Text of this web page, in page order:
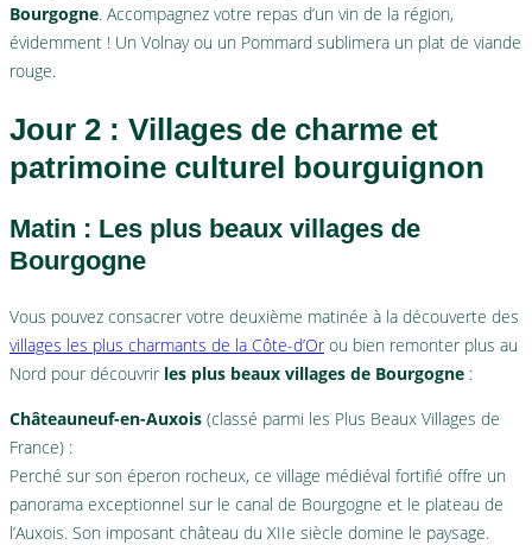
Bourgogne. Accompagnez votre repas d’un vin de la région,
évidemment ! Un Volnay ou un Pommard sublimera un plat de viande
rouge.
Jour 2 : Villages de charme et
patrimoine culturel bourguignon
Matin : Les plus beaux villages de
Bourgogne
Vous pouvez consacrer votre deuxième matinée à la découverte des
villages les plus charmants de la Côte-d’Or ou bien remonter plus au
Nord pour découvrir les plus beaux villages de Bourgogne :
Châteauneuf-en-Auxois (classé parmi les Plus Beaux Villages de
France) :
Perché sur son éperon rocheux, ce village médiéval fortifié offre un
panorama exceptionnel sur le canal de Bourgogne et le plateau de
l’Auxois. Son imposant château du XIIe siècle domine le paysage.